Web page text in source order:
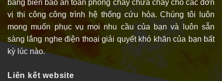
bảng biển báo an toàn phòng cháy chữa cháy cho các đơn
vị thi công công trình hệ thống cứu hỏa. Chúng tôi luôn
mong muốn phục vụ mọi nhu cầu của bạn và luôn sẵn
sàng lắng nghe điện thoại giải quyết khó khăn của bạn bất
kỳ lúc nào.
Liên kết website